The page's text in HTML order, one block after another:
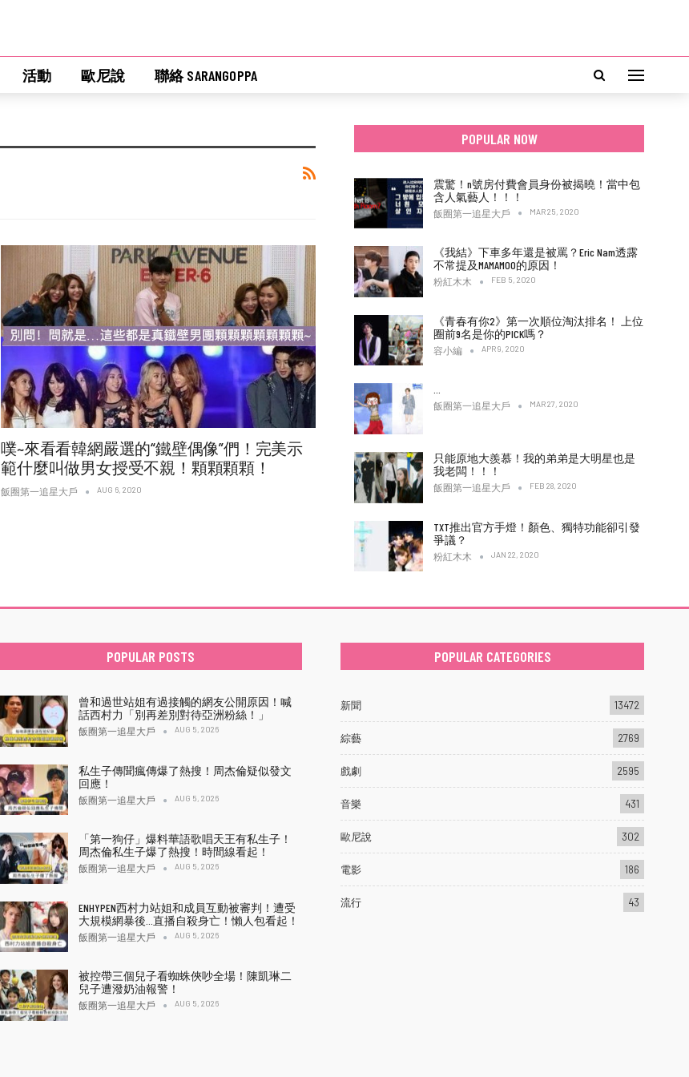
活動 歐尼說 聯絡 SARANGOPPA
噗~來看看韓網嚴選的“鐵壁偶像”們！完美示
範什麼叫做男女授受不親！顆顆顆顆！
飯圈第一追星大戶 AUG 6, 2020
POPULAR NOW
震驚！n號房付費會員身份被揭曉！當中包
含人氣藝人！！！
飯圈第一追星大戶 MAR 25, 2020
《我結》下車多年還是被罵？Eric Nam透露
不常提及MAMAMOO的原因！
粉紅木木 FEB 5, 2020
《青春有你2》第一次順位淘汰排名！ 上位
圈前9名是你的PICK嗎？
容小編 APR 9, 2020
飯圈第一追星大戶 MAR 27, 2020
只能原地大羨慕！我的弟弟是大明星也是
我老闆！！！
飯圈第一追星大戶 FEB 28, 2020
TXT推出官方手燈！顏色、獨特功能卻引發
爭議？
粉紅木木 JAN 22, 2020
POPULAR POSTS
曾和過世站姐有過接觸的網友公開原因！喊
話西村力「別再差別對待亞洲粉絲！」
飯圈第一追星大戶 AUG 5, 2026
私生子傳聞瘋傳爆了熱搜！周杰倫疑似發文
回應！
飯圈第一追星大戶 AUG 5, 2026
「第一狗仔」爆料華語歌唱天王有私生子！
周杰倫私生子爆了熱搜！時間線看起！
飯圈第一追星大戶 AUG 5, 2026
ENHYPEN西村力站姐和成員互動被審判！遭受
大規模網暴後…直播自殺身亡！懶人包看起！
飯圈第一追星大戶 AUG 5, 2026
被控帶三個兒子看蜘蛛俠吵全場！陳凱琳二
兒子遭潑奶油報警！
飯圈第一追星大戶 AUG 5, 2026
POPULAR CATEGORIES
新聞 13472
綜藝 2769
戲劇 2595
音樂 431
歐尼說 302
電影 186
流行 43